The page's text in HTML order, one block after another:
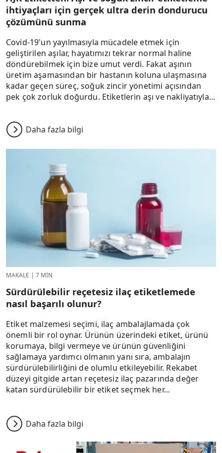
ihtiyaçları için gerçek ultra derin dondurucu
çözümünü sunma
Covid-19'un yayılmasıyla mücadele etmek için
geliştirilen aşılar, hayatımızı tekrar normal haline
döndürebilmek için bize umut verdi. Fakat aşının
üretim aşamasından bir hastanın koluna ulaşmasına
kadar geçen süreç, soğuk zincir yönetimi açısından
pek çok zorluk doğurdu. Etiketlerin aşı ve nakliyatıyla...
Daha fazla bilgi
MAKALE | 7 MIN
Sürdürülebilir reçetesiz ilaç etiketlemede
nasıl başarılı olunur?
Etiket malzemesi seçimi, ilaç ambalajlamada çok
önemli bir rol oynar. Ürünün üzerindeki etiket, ürünü
korumaya, bilgi vermeye ve ürünün güvenliğini
sağlamaya yardımcı olmanın yanı sıra, ambalajın
sürdürülebilirliğini de olumlu etkileyebilir. Rekabet
düzeyi gitgide artan reçetesiz ilaç pazarında değer
katan sürdürülebilir bir etiket seçmek her...
Daha fazla bilgi